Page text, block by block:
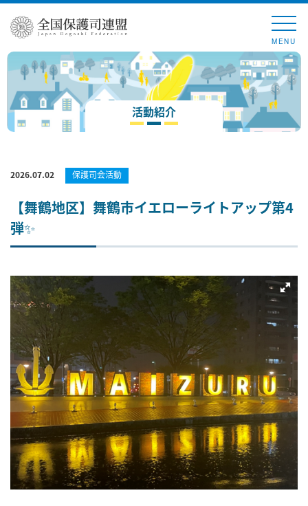
MENU
活動紹介
2026.07.02 保護司会活動
【舞鶴地区】舞鶴市イエローライトアップ第4
弾✨